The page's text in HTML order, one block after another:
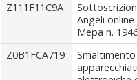
Z111F11C9A
Angeli
Mepa n.
Z0B1FCA719
Smaltimento